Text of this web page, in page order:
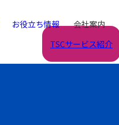
お役立ち情報 会社案内
TSCサービス紹介